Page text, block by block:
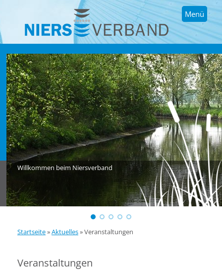
Menü
Willkommen beim Niersverband
Startseite»Aktuelles»Veranstaltungen
Veranstaltungen